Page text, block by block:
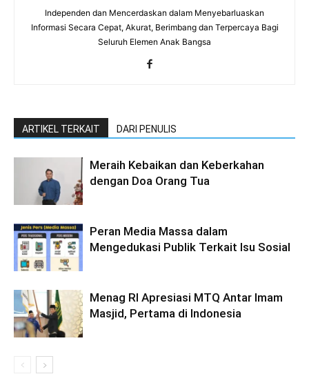
Independen dan Mencerdaskan dalam Menyebarluaskan
Informasi Secara Cepat, Akurat, Berimbang dan Terpercaya Bagi
Seluruh Elemen Anak Bangsa
ARTIKEL TERKAIT DARI PENULIS
Meraih Kebaikan dan Keberkahan
dengan Doa Orang Tua
Peran Media Massa dalam
Mengedukasi Publik Terkait Isu Sosial
Menag RI Apresiasi MTQ Antar Imam
Masjid, Pertama di Indonesia